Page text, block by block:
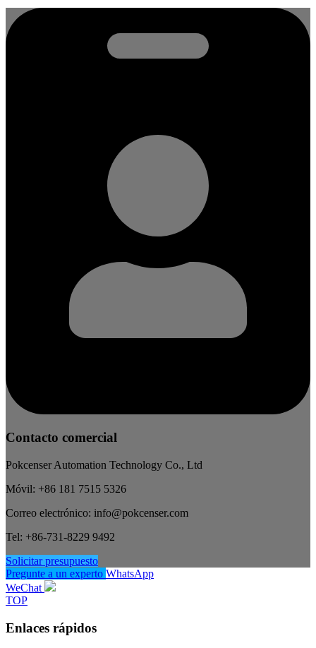
Contacto comercial
Pokcenser Automation Technology Co., Ltd
Móvil: +86 181 7515 5326
Correo electrónico: info@pokcenser.com
Tel: +86-731-8229 9492
Solicitar presupuesto
Pregunte a un experto WhatsApp
WeChat
TOP
Enlaces rápidos